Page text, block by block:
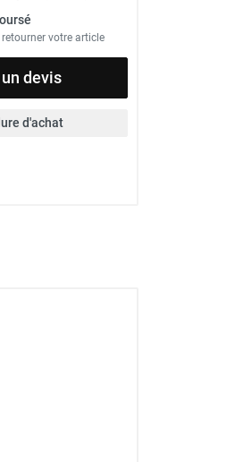
votre article
devis
d'achat